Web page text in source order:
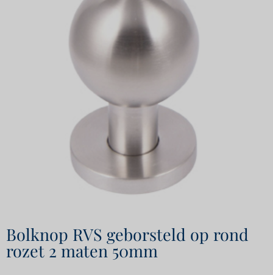
Bolknop RVS geborsteld op rond
rozet 2 maten 50mm